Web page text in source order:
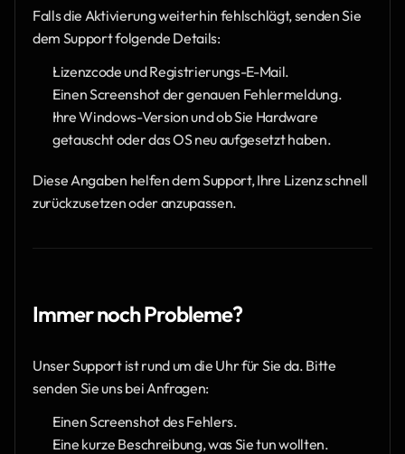
Falls die Aktivierung weiterhin fehlschlägt, senden Sie
dem Support folgende Details:
Lizenzcode und Registrierungs-E-Mail.
Einen Screenshot der genauen Fehlermeldung.
Ihre Windows-Version und ob Sie Hardware
getauscht oder das OS neu aufgesetzt haben.
Diese Angaben helfen dem Support, Ihre Lizenz schnell
zurückzusetzen oder anzupassen.
Immer noch Probleme?
Unser Support ist rund um die Uhr für Sie da. Bitte
senden Sie uns bei Anfragen:
Einen Screenshot des Fehlers.
Eine kurze Beschreibung, was Sie tun wollten.